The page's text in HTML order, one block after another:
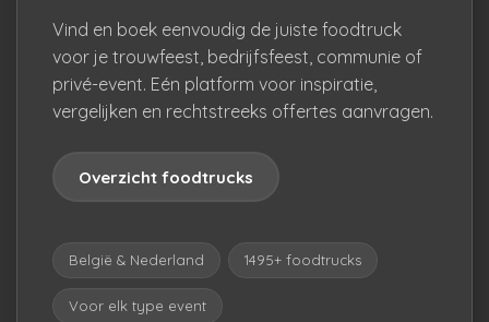
Vind en boek eenvoudig de juiste foodtruck
voor je trouwfeest, bedrijfsfeest, communie of
privé-event. Eén platform voor inspiratie,
vergelijken en rechtstreeks offertes aanvragen.
Overzicht foodtrucks
België & Nederland 1495+ foodtrucks
Voor elk type event